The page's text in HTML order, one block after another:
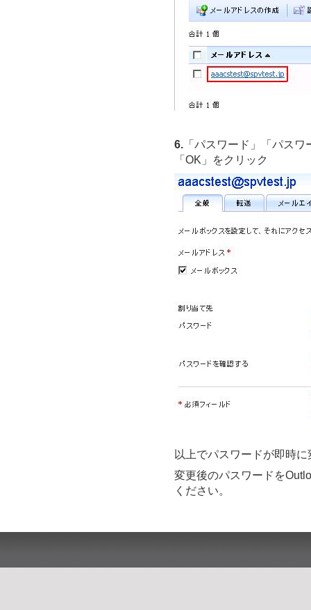
6.「パスワード」「パスワ
「OK」をクリック
以上でパスワードが即時
変更後のパスワードを
ください。